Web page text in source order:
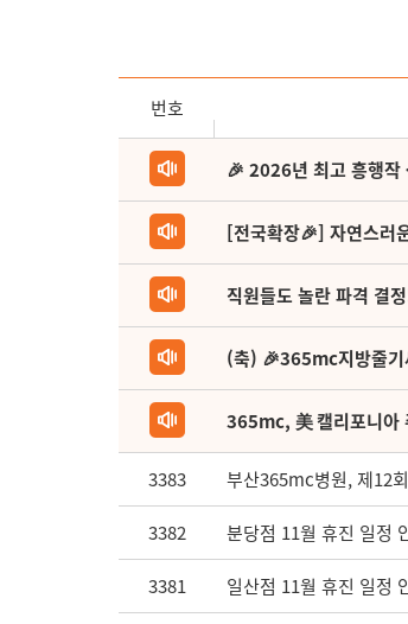
번호
🎉 2026년 최고 흥행
[전국확장🎉] 자연스러
직원들도 놀란 파격 결
(축) 🎉365mc지방줄기
365mc, 美 캘리포니아
3383 부산365mc병원, 제12
3382 분당점 11월 휴진 일정
3381 일산점 11월 휴진 일정